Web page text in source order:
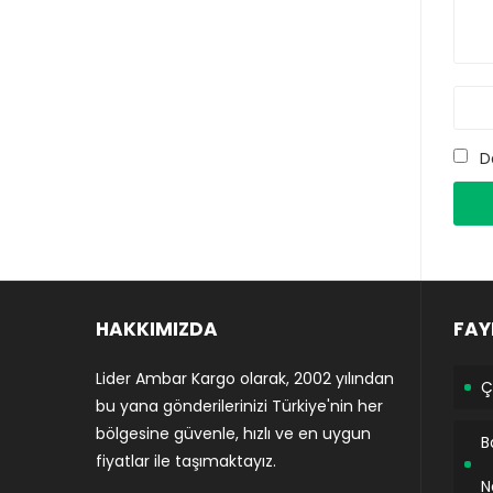
HAKKIMIZDA
Lider Ambar Kargo olarak, 2002 yılından
bu yana gönderilerinizi Türkiye'nin her
bölgesine güvenle, hızlı ve en uygun
fiyatlar ile taşımaktayız.